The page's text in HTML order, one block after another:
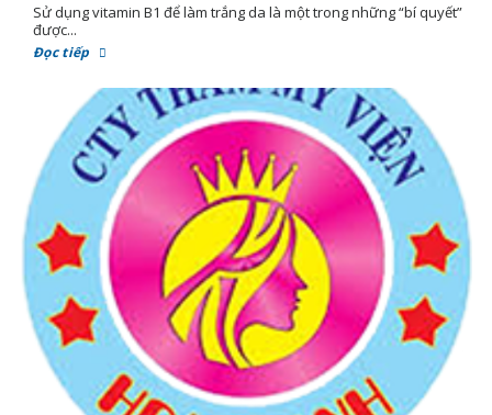
Sử dụng vitamin B1 để làm trắng da là một trong những “bí quyết”
được...
Đọc tiếp